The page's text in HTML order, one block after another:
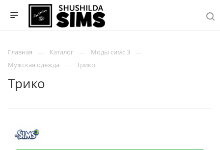
Главная Каталог
Моды симс 3
Мужская одежда
Трико
Трико